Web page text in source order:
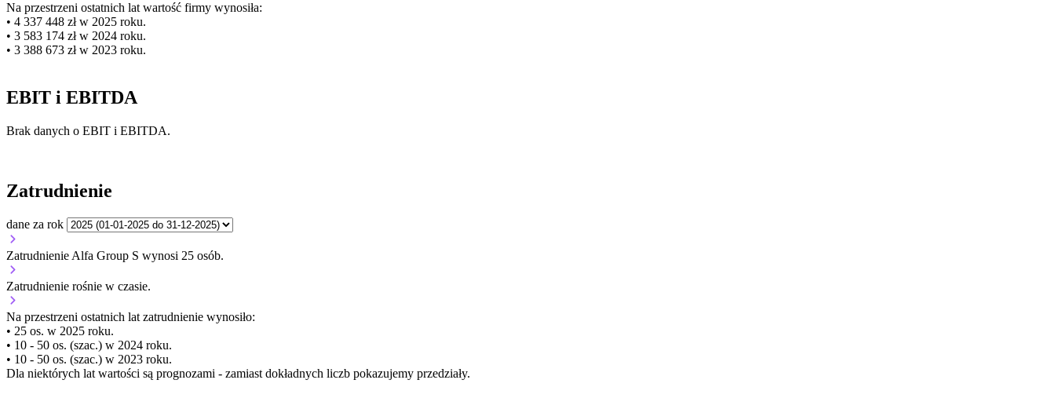
Na przestrzeni ostatnich lat wartość firmy wynosiła:
• 4 337 448 zł w 2025 roku.
• 3 583 174 zł w 2024 roku.
• 3 388 673 zł w 2023 roku.
EBIT i EBITDA
Brak danych o EBIT i EBITDA.
Zatrudnienie
dane za rok
Zatrudnienie Alfa Group S wynosi 25 osób.
Zatrudnienie rośnie w czasie.
Na przestrzeni ostatnich lat zatrudnienie wynosiło:
• 25 os. w 2025 roku.
• 10 - 50 os. (szac.) w 2024 roku.
• 10 - 50 os. (szac.) w 2023 roku.
Dla niektórych lat wartości są prognozami - zamiast dokładnych liczb pokazujemy przedziały.